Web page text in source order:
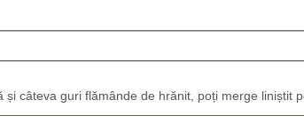
câteva guri flămânde de hrănit, poți merge liniștit